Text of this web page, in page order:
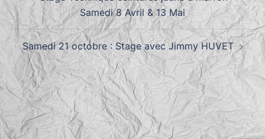
d’article
Samedi 8 Avril & 13 Mai
Samedi 21 octobre : Stage avec Jimmy HUVET